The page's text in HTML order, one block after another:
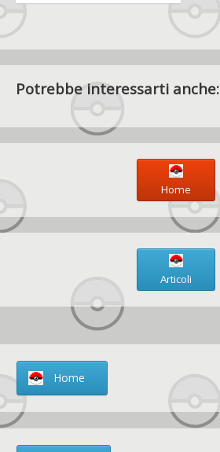
Potrebbe interessarti anche:
Home
Articoli
Home